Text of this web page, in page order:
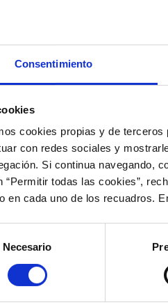
Consentimiento
cookies propias y de
con redes sociales y
Si continua navegando,
“Permitir todas las cookies”,
en cada uno de los recuadros.
Necesario